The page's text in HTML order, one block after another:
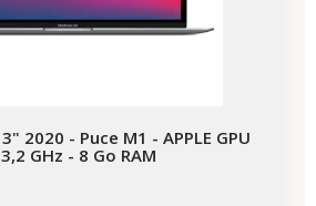
2020 - Puce M1 - APPLE GPU
GHz - 8 Go RAM